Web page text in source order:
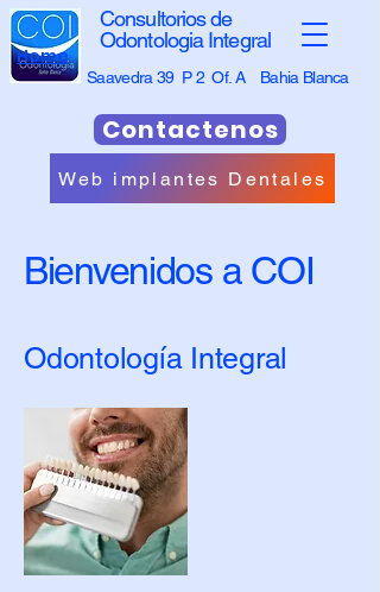
Home
Contactenos
Consultorios de
Odontologia Integral
Saavedra 39 P 2 Of. A Bahia Blanca
Web implantes Dentales
Bienvenidos a COI
Odontología Integral